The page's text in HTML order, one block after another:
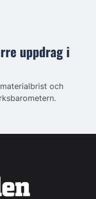
uppdrag i
och